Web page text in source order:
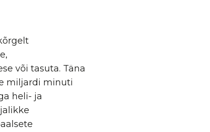
või tasuta. Täna
miljardi minuti
heli- ja